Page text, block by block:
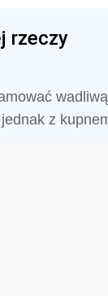
rzeczy
z